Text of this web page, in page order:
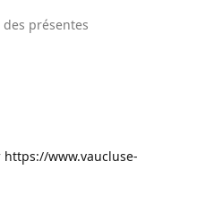
présentes
https://www.vaucluse-